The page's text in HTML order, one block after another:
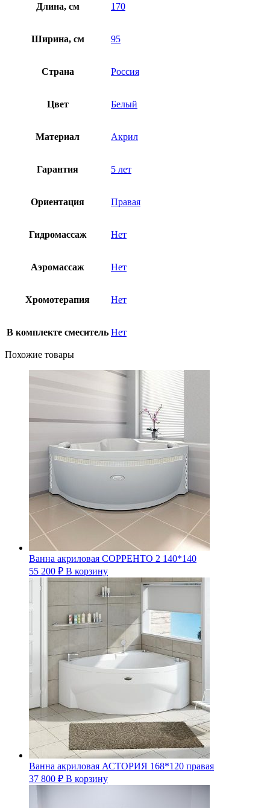
Длина, см 170
Ширина, см 95
Страна Россия
Цвет Белый
Материал Акрил
Гарантия 5 лет
Ориентация Правая
Гидромассаж Нет
Аэромассаж Нет
Хромотерапия Нет
В комплекте смеситель Нет
Похожие товары
Ванна акриловая СОРРЕНТО 2 140*140
55 200 ₽ В корзину
Ванна акриловая АСТОРИЯ 168*120 правая
37 800 ₽ В корзину